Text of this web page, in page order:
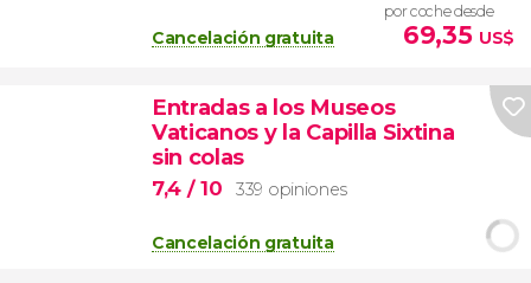
Cancelación gratuita
por coche desde
69,35 US$
Entradas a los Museos
Vaticanos y la Capilla Sixtina
sin colas
7,4 / 10 339 opiniones
Cancelación gratuita